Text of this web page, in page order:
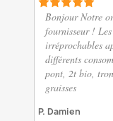
Bonjour Notre
fournisseur !
irréprochables
différents
pont, 2t bio,
graisses
P. Damien